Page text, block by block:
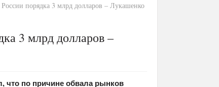
России порядка 3 млрд долларов – Лукашенко
3 млрд долларов –
что по причине обвала рынков